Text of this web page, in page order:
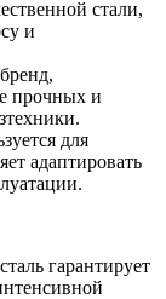
стали,
и
прочных и
для
адаптировать
гарантирует